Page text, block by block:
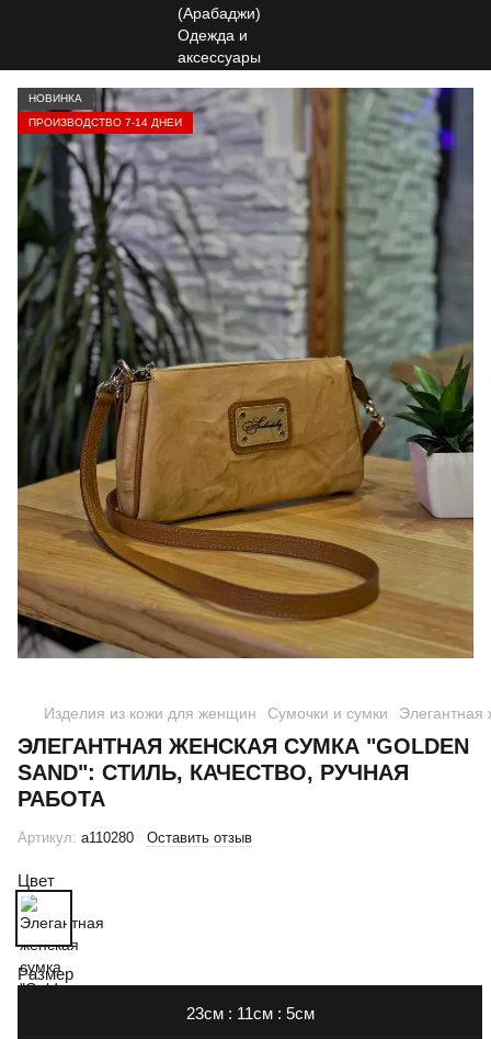
НОВИНКА
ПРОИЗВОДСТВО 7-14 ДНЕЙ
Изделия из кожи для женщин Сумочки и сумки Элегантная
ЭЛЕГАНТНАЯ ЖЕНСКАЯ СУМКА "GOLDEN
SAND": СТИЛЬ, КАЧЕСТВО, РУЧНАЯ
РАБОТА
Артикул: a110280 Оставить отзыв
Цвет
Размер
23см : 11см : 5см